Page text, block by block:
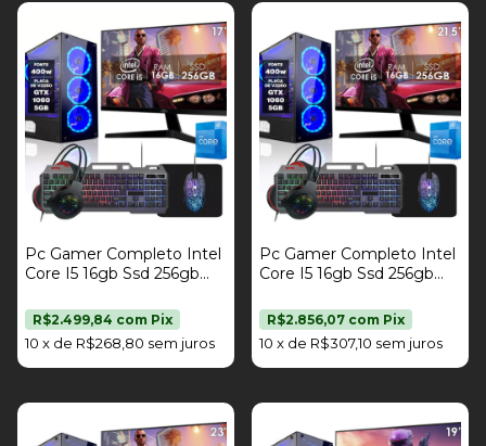
Pc Gamer Completo Intel
Core I5 16gb Ssd 256gb
5gb Kit Gamer Monitor 17"
Fonte 400W Strong Tech
10 x de R$268,80 sem juros
R$2.499,84 com Pix
Pc Gamer Completo Intel
Core I5 16gb Ssd 256gb
5gb Kit Gamer Monitor
21,5" Fonte 400W Strong
Tech
10 x de R$307,10 sem juros
R$2.856,07 com Pix